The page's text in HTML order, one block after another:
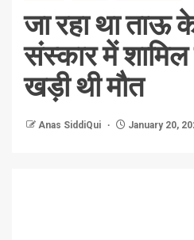
जा रहा था ताऊ
संस्कार में शामिल
खड़ी थी मौत
Anas SiddiQui January 20,